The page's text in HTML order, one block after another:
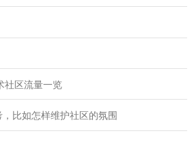
社区流量一览
比如怎样维护社区的氛围